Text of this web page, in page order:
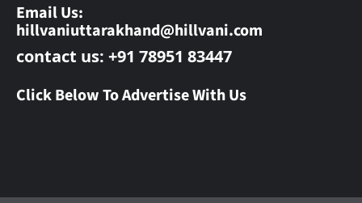
Email Us:
hillvaniuttarakhand@hillvani.com
contact us: +91 78951 83447
Click Below To Advertise With Us